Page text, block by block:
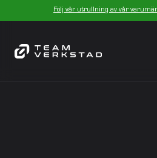
Följ vår utrullning av vår